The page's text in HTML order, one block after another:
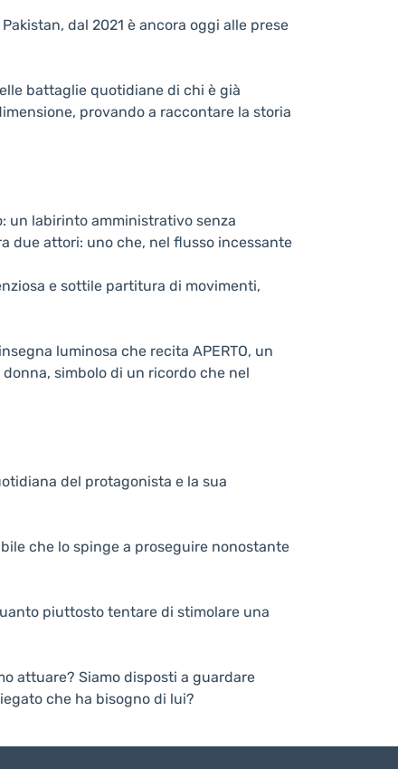
dal 2021 è ancora oggi alle prese
battaglie quotidiane di chi è già
provando a raccontare la storia
un labirinto amministrativo senza
due attori: uno che, nel flusso incessante
e sottile partitura di movimenti,
luminosa che recita APERTO, un
simbolo di un ricordo che nel
del protagonista e la sua
che lo spinge a proseguire nonostante
piuttosto tentare di stimolare una
attuare? Siamo disposti a guardare
che ha bisogno di lui?